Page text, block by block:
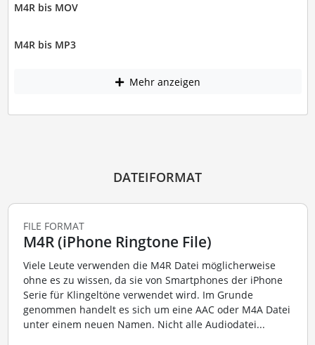
M4R bis MOV
M4R bis MP3
Mehr anzeigen
DATEIFORMAT
FILE FORMAT
M4R (iPhone Ringtone File)
Viele Leute verwenden die M4R Datei möglicherweise
ohne es zu wissen, da sie von Smartphones der iPhone
Serie für Klingeltöne verwendet wird. Im Grunde
genommen handelt es sich um eine AAC oder M4A Datei
unter einem neuen Namen. Nicht alle Audiodatei...